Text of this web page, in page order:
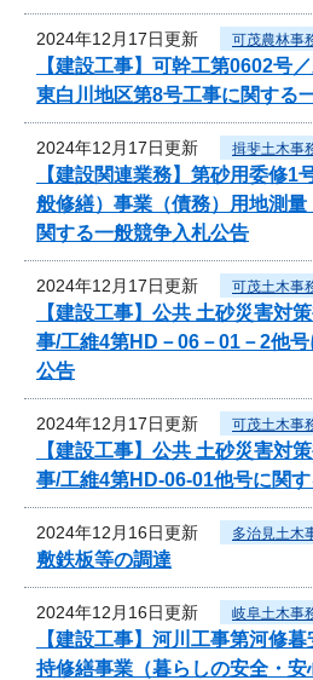
2024年12月17日更新 可茂農林事
【建設工事】可幹工第0602号
東白川地区第8号工事に関する
2024年12月17日更新 揖斐土木事
【建設関連業務】第砂用委修
般修繕）事業（債務）用地測
関する一般競争入札公告
2024年12月17日更新 可茂土木事
【建設工事】公共 土砂災害対
事/工維4第HD－06－01－2他
公告
2024年12月17日更新 可茂土木事
【建設工事】公共 土砂災害対
事/工維4第HD-06-01他号に関
2024年12月16日更新 多治見土木
敷鉄板等の調達
2024年12月16日更新 岐阜土木事
【建設工事】河川工事第河修
持修繕事業（暮らしの安全・安